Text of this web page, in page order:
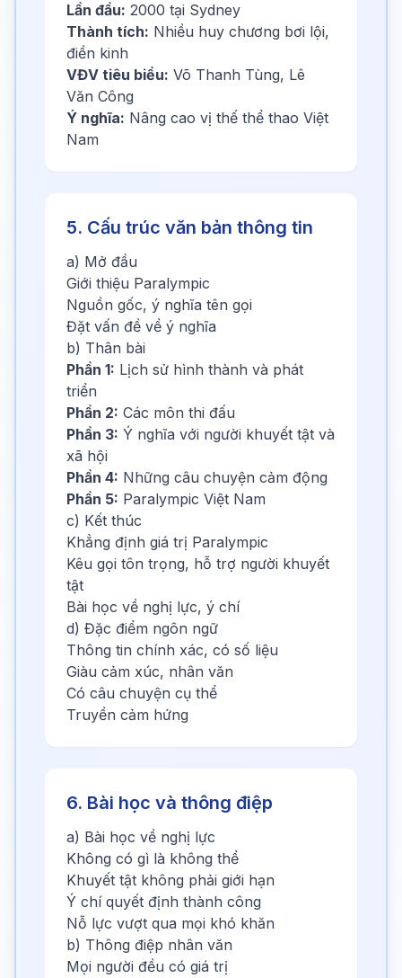
Lần đầu: 2000 tại Sydney
Thành tích: Nhiều huy chương bơi lội,
điền kinh
VĐV tiêu biểu: Võ Thanh Tùng, Lê
Văn Công
Ý nghĩa: Nâng cao vị thế thể thao Việt
Nam
5. Cấu trúc văn bản thông tin
a) Mở đầu
Giới thiệu Paralympic
Nguồn gốc, ý nghĩa tên gọi
Đặt vấn đề về ý nghĩa
b) Thân bài
Phần 1: Lịch sử hình thành và phát
triển
Phần 2: Các môn thi đấu
Phần 3: Ý nghĩa với người khuyết tật và
xã hội
Phần 4: Những câu chuyện cảm động
Phần 5: Paralympic Việt Nam
c) Kết thúc
Khẳng định giá trị Paralympic
Kêu gọi tôn trọng, hỗ trợ người khuyết
tật
Bài học về nghị lực, ý chí
d) Đặc điểm ngôn ngữ
Thông tin chính xác, có số liệu
Giàu cảm xúc, nhân văn
Có câu chuyện cụ thể
Truyền cảm hứng
6. Bài học và thông điệp
a) Bài học về nghị lực
Không có gì là không thể
Khuyết tật không phải giới hạn
Ý chí quyết định thành công
Nỗ lực vượt qua mọi khó khăn
b) Thông điệp nhân văn
Mọi người đều có giá trị